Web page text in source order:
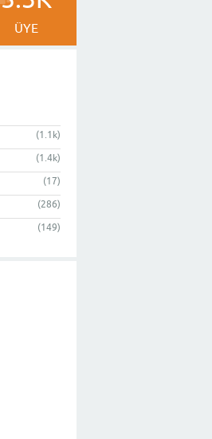
ÜYE
(1.1k)
(1.4k)
(17)
(286)
(149)